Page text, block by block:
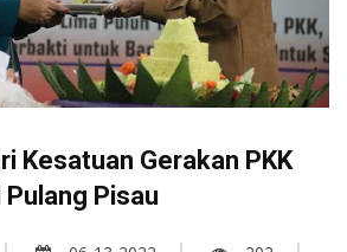
Kesatuan Gerakan PKK
Pisau